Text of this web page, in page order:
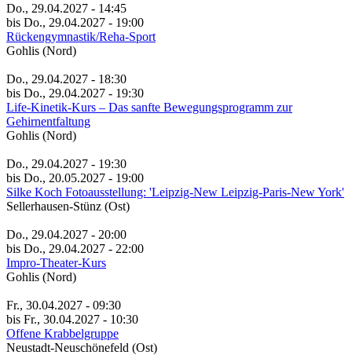
Do., 29.04.2027 - 14:45
bis Do., 29.04.2027 - 19:00
Rückengymnastik/Reha-Sport
Gohlis (Nord)
Do., 29.04.2027 - 18:30
bis Do., 29.04.2027 - 19:30
Life-Kinetik-Kurs – Das sanfte Bewegungsprogramm zur
Gehirnentfaltung
Gohlis (Nord)
Do., 29.04.2027 - 19:30
bis Do., 20.05.2027 - 19:00
Silke Koch Fotoausstellung: 'Leipzig-New Leipzig-Paris-New York'
Sellerhausen-Stünz (Ost)
Do., 29.04.2027 - 20:00
bis Do., 29.04.2027 - 22:00
Impro-Theater-Kurs
Gohlis (Nord)
Fr., 30.04.2027 - 09:30
bis Fr., 30.04.2027 - 10:30
Offene Krabbelgruppe
Neustadt-Neuschönefeld (Ost)